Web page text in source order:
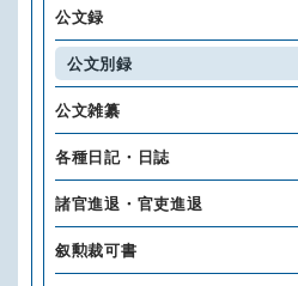
公文録
公文別録
公文雑纂
各種日記・日誌
諸官進退・官吏進退
叙勲裁可書